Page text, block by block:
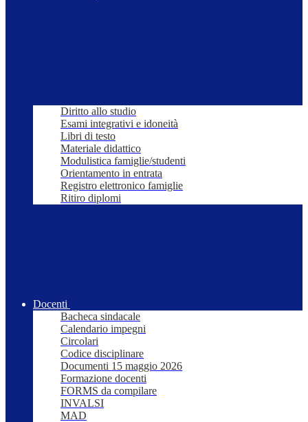
Diritto allo studio
Esami integrativi e idoneità
Libri di testo
Materiale didattico
Modulistica famiglie/studenti
Orientamento in entrata
Registro elettronico famiglie
Ritiro diplomi
Docenti
Bacheca sindacale
Calendario impegni
Circolari
Codice disciplinare
Documenti 15 maggio 2026
Formazione docenti
FORMS da compilare
INVALSI
MAD